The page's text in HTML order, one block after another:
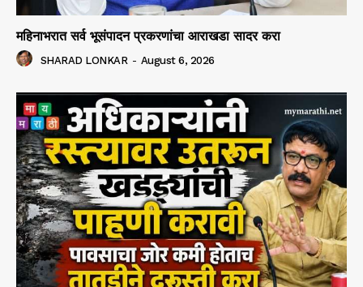
महिनाभरात सर्व भूसंपादन प्रकरणांचा आराखडा सादर करा
SHARAD LONKAR - August 6, 2026